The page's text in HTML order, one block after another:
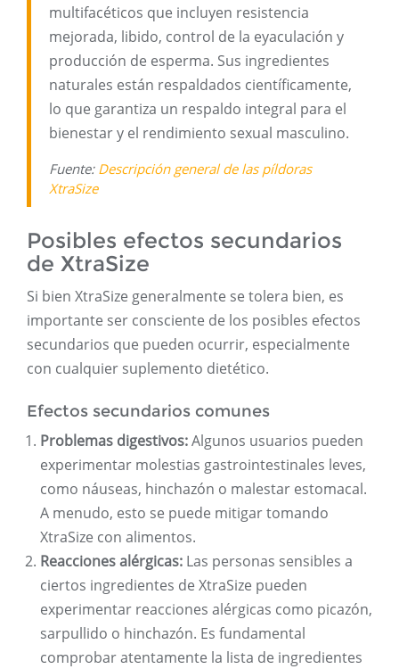
multifacéticos que incluyen resistencia
mejorada, libido, control de la eyaculación y
producción de esperma. Sus ingredientes
naturales están respaldados científicamente,
lo que garantiza un respaldo integral para el
bienestar y el rendimiento sexual masculino.
Fuente: Descripción general de las píldoras
XtraSize
Posibles efectos secundarios
de XtraSize
Si bien XtraSize generalmente se tolera bien, es
importante ser consciente de los posibles efectos
secundarios que pueden ocurrir, especialmente
con cualquier suplemento dietético.
Efectos secundarios comunes
Problemas digestivos:Algunos usuarios pueden
experimentar molestias gastrointestinales leves,
como náuseas, hinchazón o malestar estomacal.
A menudo, esto se puede mitigar tomando
XtraSize con alimentos.
Reacciones alérgicas: Las personas sensibles a
ciertos ingredientes de XtraSize pueden
experimentar reacciones alérgicas como picazón,
sarpullido o hinchazón. Es fundamental
comprobar atentamente la lista de ingredientes